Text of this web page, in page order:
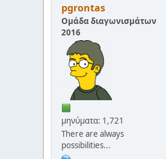
pgrontas
Ομάδα διαγωνισμάτων
2016
μηνύματα: 1,721
There are always
possibilities...